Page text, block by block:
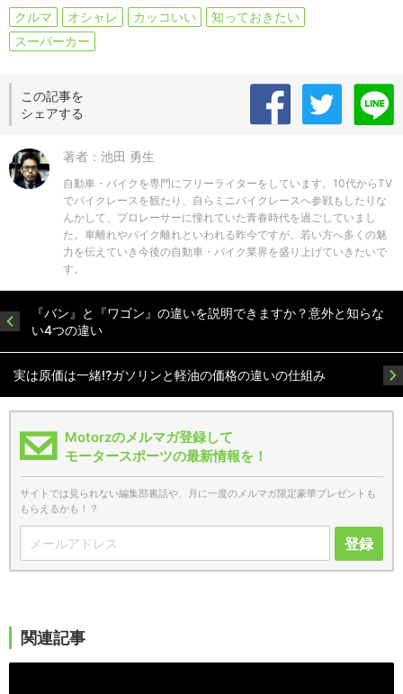
クルマ オシャレ カッコいい
知っておきたい
スーパーカー
この記事を
シェアする
著者：池田 勇生
自動車・バイクを専門にフリーライターをしています。10代からTV
でバイクレースを観たり、自らミニバイクレースへ参戦もしたりな
んかして、プロレーサーに憧れていた青春時代を過ごしていまし
た。車離れやバイク離れといわれる昨今ですが、若い方へ多くの魅
力を伝えていき今後の自動車・バイク業界を盛り上げていきたいで
す。
『バン』と『ワゴン』の違いを説明できますか？意外と知らな
い4つの違い
実は原価は一緒!?ガソリンと軽油の価格の違いの仕組み
Motorzのメルマガ登録して
モータースポーツの最新情報を！
サイトでは見られない編集部裏話や、月に一度のメルマガ限定豪華プレゼントも
もらえるかも！？
登録
関連記事